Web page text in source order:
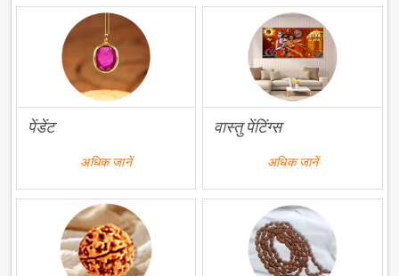
पेंडेंट
अधिक जानें
वास्तु पेंटिंग्स
अधिक जानें